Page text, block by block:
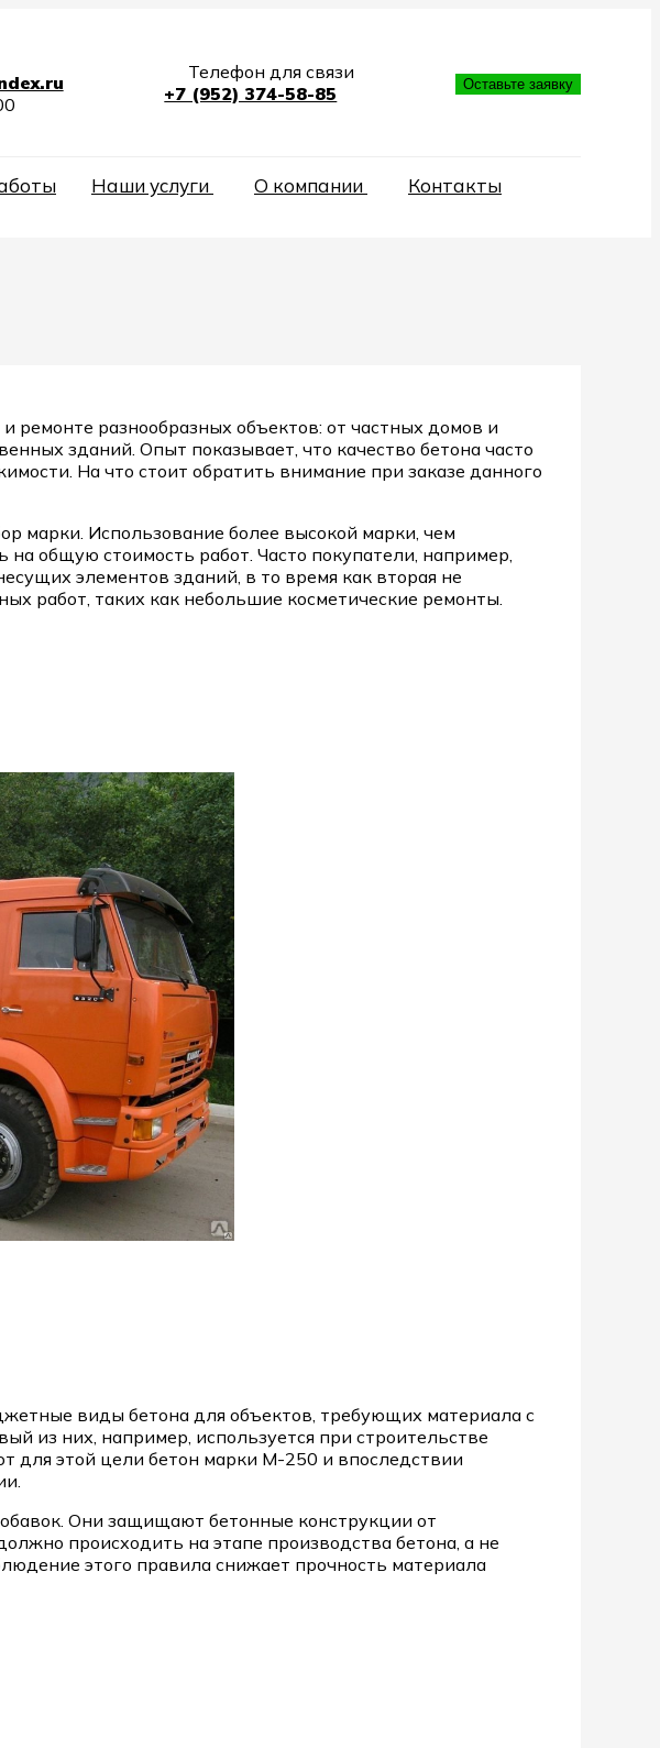
Телефон для связи
+7 (952) 374-58-85
Оставьте заявку
Наши услуги О компании Контакты
разнообразных объектов: от частных домов и
зданий. Опыт показывает, что качество бетона часто
На что стоит обратить внимание при заказе данного
марки. Использование более высокой марки, чем
общую стоимость работ. Часто покупатели, например,
элементов зданий, в то время как вторая не
работ, таких как небольшие косметические ремонты.
виды бетона для объектов, требующих материала с
из них, например, используется при строительстве
для этой цели бетон марки М-250 и впоследствии
Они защищают бетонные конструкции от
происходить на этапе производства бетона, а не
этого правила снижает прочность материала